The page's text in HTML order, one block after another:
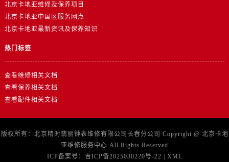
北京卡地亚维修及保养项目
北京卡地亚中国区服务网点
北京卡地亚最新资讯及保养知识
热门标签
查看维修相关文档
查看保养相关文档
查看配件相关文档
版权所有：北京精时翡丽钟表维修有限公司长春分公司 Copyright @ 北京卡地
亚维修服务中心 All Rights Reserved
ICP备案号： 吉ICP备2025030220号-22 | XML